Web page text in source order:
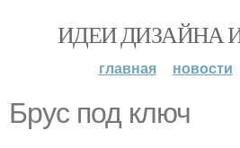
ИДЕИ ДИЗАЙНА
главная новости
Брус под ключ